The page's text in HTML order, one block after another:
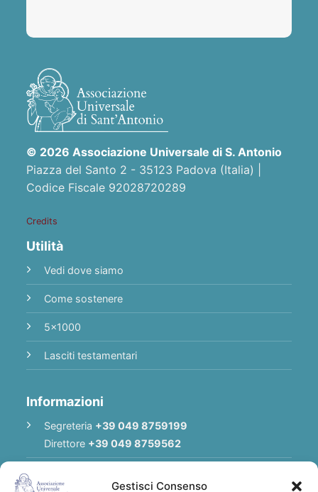
Gestisci Consenso
© 2026 Associazione Universale di S. Antonio
Piazza del Santo 2 - 35123 Padova (Italia) |
Codice Fiscale 92028720289
Credits
Utilità
Vedi dove siamo
Come sostenere
5x1000
Lasciti testamentari
Informazioni
Segreteria +39 049 8759199
Direttore +39 049 8759562